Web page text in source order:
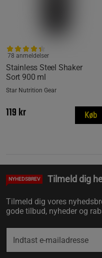
Stainless Steel Shaker
Sort 900 ml
78 anmeldelser
Star Nutrition Gear
119 kr Køb
NYHEDSBREV Tilmeld dig
Tilmeld dig vores
gode tilbud, nyheder og